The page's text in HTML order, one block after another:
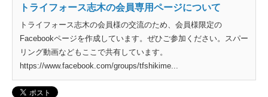
トライフォース志木の会員専用ページについて
トライフォース志木の会員様の交流のため、会員様限定の
Facebookページを作成しています。ぜひご参加ください。スパー
リング動画などもここで共有しています。
https://www.facebook.com/groups/tfshikime...